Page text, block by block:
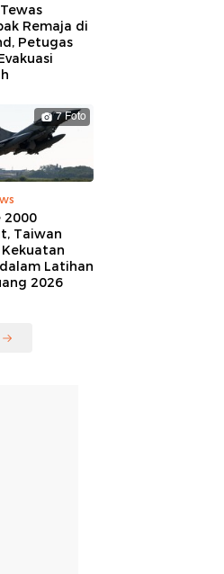
Remaja di
Petugas
7 Foto
2000
Taiwan
Latihan
2026